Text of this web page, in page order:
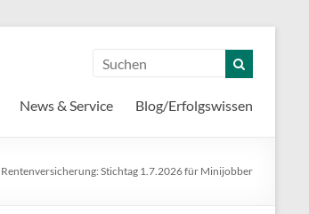
News & Service Blog/Erfolgswissen
Rentenversicherung: Stichtag 1.7.2026 für Minijobber